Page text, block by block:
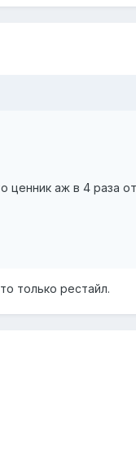
ценник аж в 4 раза
только рестайл.